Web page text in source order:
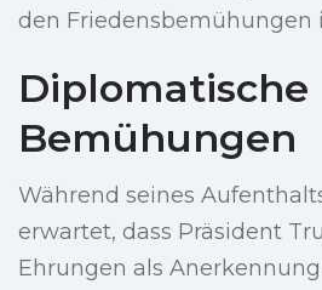
den Friedensbemühungen
Diplomatische
Bemühungen
Während seines
erwartet, dass Präsident
Ehrungen als